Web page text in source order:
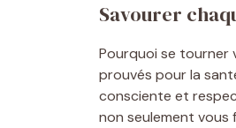
Savourer
Pourquoi se tourner
prouvés pour la
consciente et
non seulement vous